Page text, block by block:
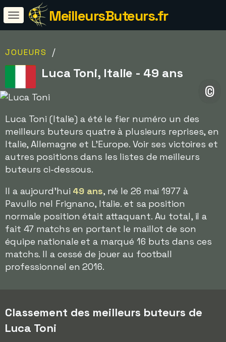
MeilleursButeurs.fr
JOUEURS /
Luca Toni, Italie - 49 ans
©
Luca Toni (Italie) a été le fier numéro un des
meilleurs buteurs quatre à plusieurs reprises, en
Italie, Allemagne et L'Europe. Voir ses victoires et
autres positions dans les listes de meilleurs
buteurs ci-dessous.
Il a aujourd'hui 49 ans, né le 26 mai 1977 à
Pavullo nel Frignano, Italie. et sa position
normale position était attaquant. Au total, il a
fait 47 matchs en portant le maillot de son
équipe nationale et a marqué 16 buts dans ces
matchs. Il a cessé de jouer au football
professionnel en 2016.
Classement des meilleurs buteurs de
Luca Toni